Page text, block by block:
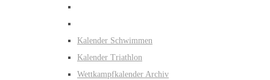
Kalender Schwimmen
Kalender Triathlon
Wettkampfkalender Archiv